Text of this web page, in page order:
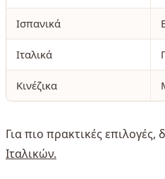
Ισπανικά
Ιταλικά
Κινέζικα
Για πιο πρακτικές επιλογές,
Ιταλικών.